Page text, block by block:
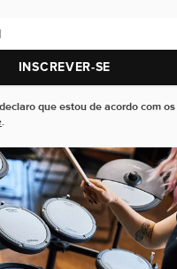
INSCREVER-SE
que estou de acordo com os
.